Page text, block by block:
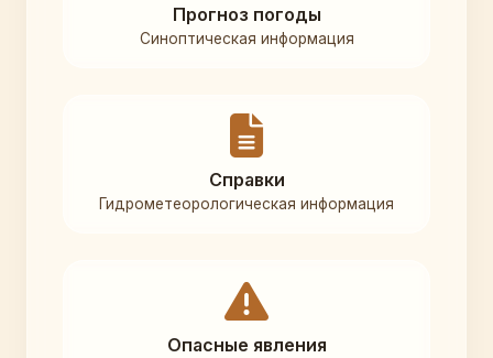
Прогноз погоды
Синоптическая информация
Справки
Гидрометеорологическая информация
Опасные явления